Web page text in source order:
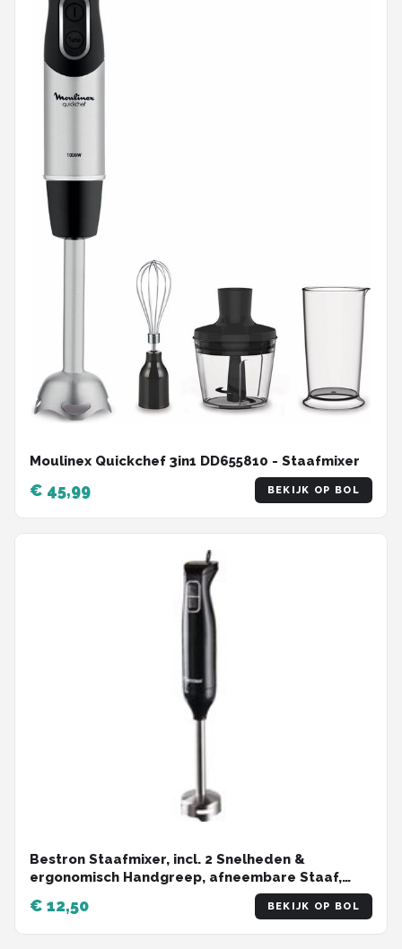
Moulinex Quickchef 3in1 DD655810 - Staafmixer
€ 45,99 BEKIJK OP BOL
Bestron Staafmixer, incl. 2 Snelheden &
ergonomisch Handgreep, afneembare Staaf,
vatwassergeschickt, 250 Watt, ASM250Z, kleur:
Zwart / rvs
€ 12,50 BEKIJK OP BOL